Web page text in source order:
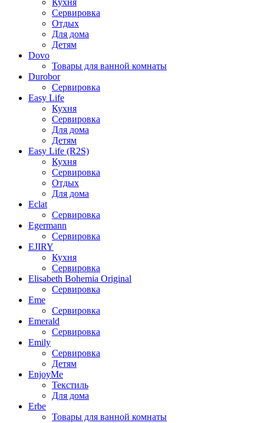
Кухня
Сервировка
Отдых
Для дома
Детям
Dovo
Товары для ванной комнаты
Durobor
Сервировка
Easy Life
Кухня
Сервировка
Для дома
Детям
Easy Life (R2S)
Кухня
Сервировка
Отдых
Для дома
Eclat
Сервировка
Egermann
Сервировка
EJIRY
Кухня
Сервировка
Elisabeth Bohemia Original
Сервировка
Eme
Сервировка
Emerald
Сервировка
Emily
Сервировка
Детям
EnjoyMe
Текстиль
Для дома
Erbe
Товары для ванной комнаты